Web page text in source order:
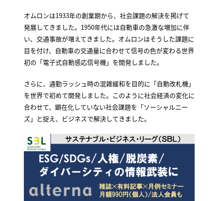
オムロンは1933年の創業期から、社会課題の解決を掲げて
発展してきました。1950年代には自動車の急激な増加に伴
い、交通事故が増えてきました。オムロンはそうした課題に
目を付け、自動車の交通量に合わせて信号の色が変わる世界
初の「電子式自動感応信号機」を開発しました。
さらに、通勤ラッシュ時の混雑緩和を目的に「自動改札機」
を世界で初めて開発しました。このように社会経済の変化に
合わせて、顕在化していない社会課題を「ソーシャルニー
ズ」と捉え、ビジネスで解決してきました。